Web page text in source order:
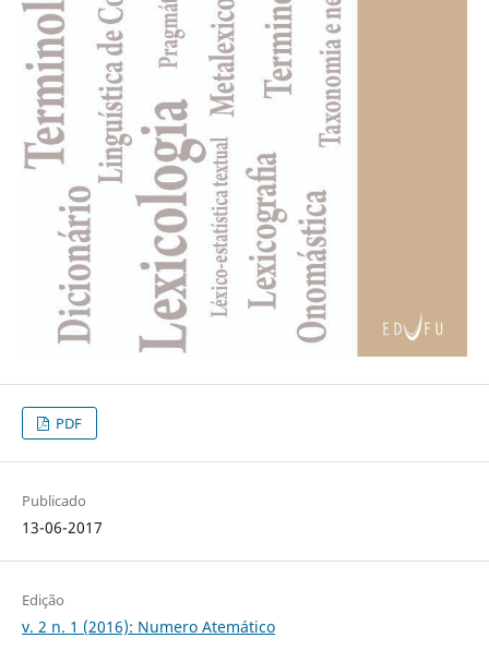
PDF
Publicado
13-06-2017
Edição
v. 2 n. 1 (2016): Numero Atemático